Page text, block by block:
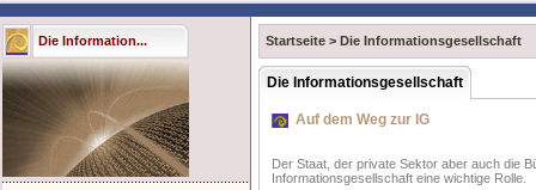
Die Information... Startseite > Die Informationsgesellschaft
Die Informationsgesellschaft
Auf dem Weg zur IG
Der Staat, der private Sektor aber auch die
Informationsgesellschaft eine wichtige Rolle.